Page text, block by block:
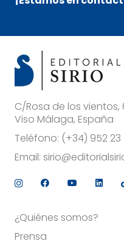
C/Rosa de los
Viso Málaga, España
Teléfono: (+34) 952 23
Email:
¿Quiénes somos?
Prensa